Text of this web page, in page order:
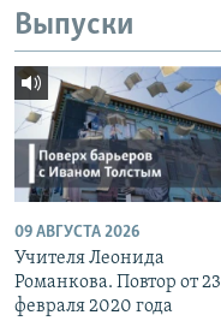
Выпуски
09 АВГУСТА 2026
Учителя Леонида
Романкова. Повтор от 23
февраля 2020 года